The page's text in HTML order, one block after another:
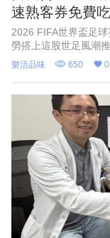
速熟客券免費
2026 FIFA世界盃足
勞搭上這股世足風潮
克漢、孫興慜、小羅
7月1日起
樂活品味 650 0